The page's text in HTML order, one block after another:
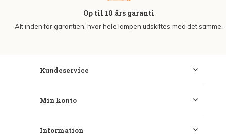
Op til 10 års garanti
Alt inden for garantien, hvor hele lampen udskiftes med det samme.
Kundeservice
Min konto
Information